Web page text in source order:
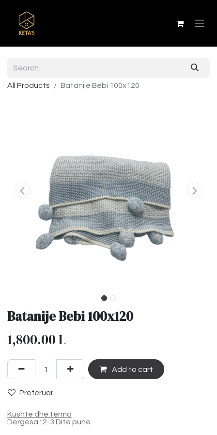
All Products Batanije Bebi 100x120
Batanije Bebi 100x120
1,800.00L
Add to cart
Preferuar
Kushte dhe terma
Dergesa : 2-3 Dite pune